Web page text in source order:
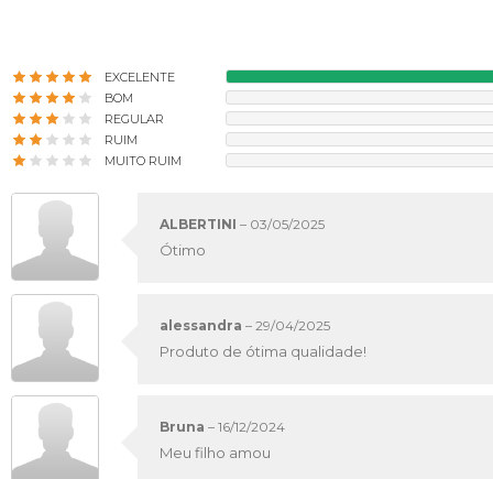
EXCELENTE
BOM
REGULAR
RUIM
MUITO RUIM
ALBERTINI – 03/05/2025
Ótimo
alessandra – 29/04/2025
Produto de ótima qualidade!
Bruna – 16/12/2024
Meu filho amou